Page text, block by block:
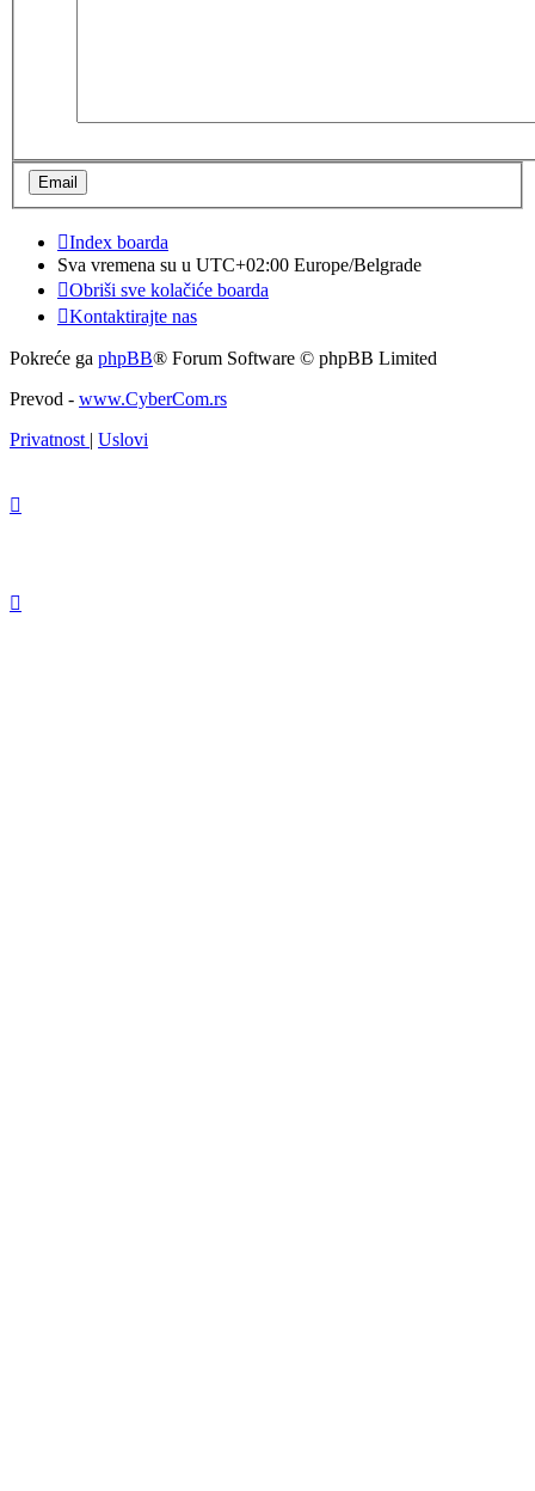
Index boarda
Sva vremena su u UTC+02:00 Europe/Belgrade
Obriši sve kolačiće boarda
Kontaktirajte nas
Pokreće ga phpBB® Forum Software © phpBB Limited
Prevod - www.CyberCom.rs
Privatnost
Uslovi